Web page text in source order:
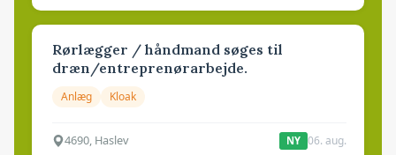
Rørlægger / håndmand søges til
dræn/entreprenørarbejde.
Anlæg Kloak
4690, Haslev NY 06. aug.